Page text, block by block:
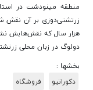
منطقه مینودشت در
زرتشتی‌دوزی بر آن نقش
هزار سال که نقش‌هایش
دولوگ در زبان محلی
بخشها :
دکوراتیو
فروشگاه